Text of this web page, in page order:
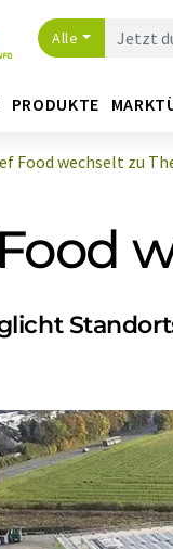
Alle
PRODUKTE
Food wechselt zu